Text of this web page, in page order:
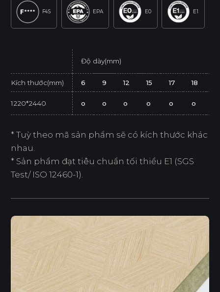
F4S EPA E0 E1
Độ dày(mm)
Kích thước(mm) 6 9 12 15 17 18
1220*2440 o o o o o o
* Tuỳ theo mã sản phẩm sẽ có kích thước khác
nhau.
* Sản phẩm đạt tiêu chuẩn tối thiểu E1 (SGS
Test/ ISO 12460-1).